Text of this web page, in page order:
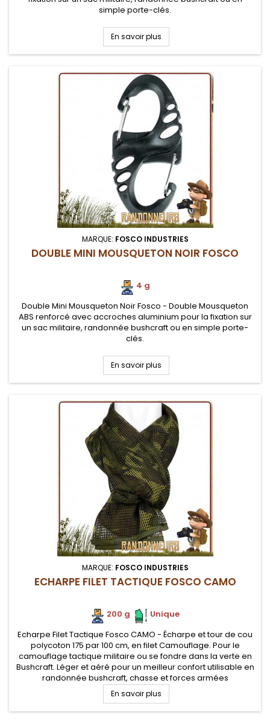
simple porte-clés.
En savoir plus
MARQUE: FOSCO INDUSTRIES
DOUBLE MINI MOUSQUETON NOIR FOSCO
4 g
Double Mini Mousqueton Noir Fosco - Double Mousqueton
ABS renforcé avec accroches aluminium pour la fixation sur
un sac militaire, randonnée bushcraft ou en simple porte-
clés.
En savoir plus
MARQUE: FOSCO INDUSTRIES
ECHARPE FILET TACTIQUE FOSCO CAMO
200 g
Unique
Echarpe Filet Tactique Fosco CAMO - Écharpe et tour de cou
polycoton 175 par 100 cm, en filet Camouflage. Pour le
camouflage tactique militaire ou se fondre dans la verte en
Bushcraft. Léger et aéré pour un meilleur confort utilisable en
randonnée bushcraft, chasse et forces armées
En savoir plus